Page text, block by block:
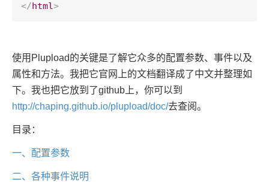
</html>
使用Plupload的关键是了解它众多的配置参数、事件以及
属性和方法。我把它官网上的文档翻译成了中文并整理如
下。我也把它放到了github上，你可以到
http://chaping.github.io/plupload/doc/去查阅。
目录：
一、配置参数
二、各种事件说明